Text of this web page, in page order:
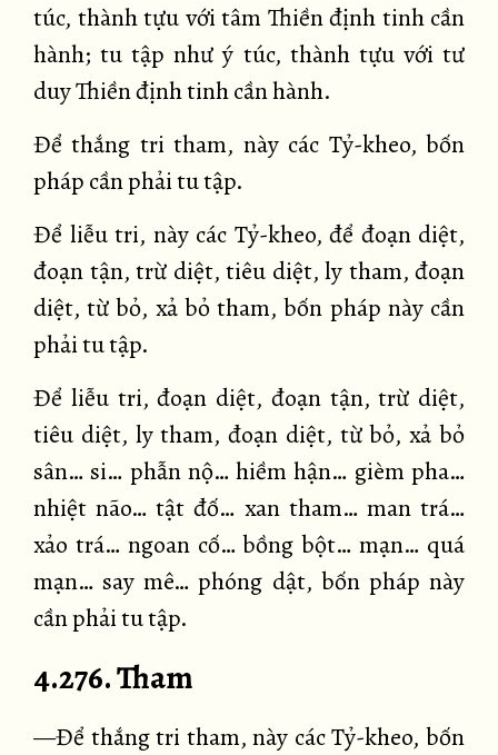
túc, thành tựu với tâm Thiền định tinh cần
hành; tu tập như ý túc, thành tựu với tư
duy Thiền định tinh cần hành.
Để thắng tri tham, này các Tỷ-kheo, bốn
pháp cần phải tu tập.
Để liễu tri, này các Tỷ-kheo, để đoạn diệt,
đoạn tận, trừ diệt, tiêu diệt, ly tham, đoạn
diệt, từ bỏ, xả bỏ tham, bốn pháp này cần
phải tu tập.
Để liễu tri, đoạn diệt, đoạn tận, trừ diệt,
tiêu diệt, ly tham, đoạn diệt, từ bỏ, xả bỏ
sân… si… phẫn nộ… hiềm hận… gièm pha…
nhiệt não… tật đố… xan tham… man trá…
xảo trá… ngoan cố… bồng bột… mạn… quá
mạn… say mê… phóng dật, bốn pháp này
cần phải tu tập.
4.276. Tham
—Để thắng tri tham, này các Tỷ-kheo, bốn